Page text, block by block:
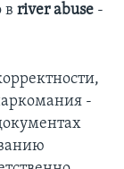
в river abuse -
-